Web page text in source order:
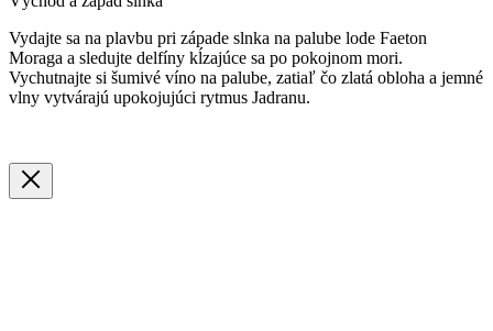
Vydajte sa na plavbu pri západe slnka na palube lode Faeton
Moraga a sledujte delfíny kĺzajúce sa po pokojnom mori.
Vychutnajte si šumivé víno na palube, zatiaľ čo zlatá obloha a jemné
vlny vytvárajú upokojujúci rytmus Jadranu.